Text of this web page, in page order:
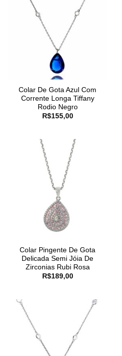
Colar De Gota Azul Com
Corrente Longa Tiffany
Rodio Negro
R$155,00
Colar Pingente De Gota
Delicada Semi Jóia De
Zirconias Rubi Rosa
R$189,00